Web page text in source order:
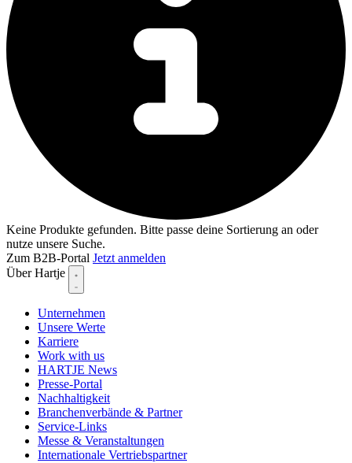
Keine Produkte gefunden. Bitte passe deine Sortierung an oder
nutze unsere Suche.
Zum B2B-Portal Jetzt anmelden
Über Hartje
Unternehmen
Unsere Werte
Karriere
Work with us
HARTJE News
Presse-Portal
Nachhaltigkeit
Branchenverbände & Partner
Service-Links
Messe & Veranstaltungen
Internationale Vertriebspartner